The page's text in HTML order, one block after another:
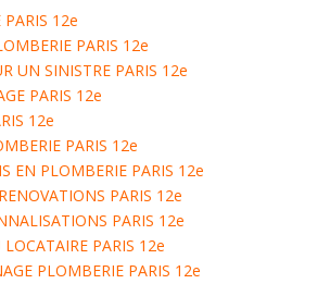
PARIS 12e
PARIS 12e
UN SINISTRE PARIS 12e
PARIS 12e
12e
PARIS 12e
EN PLOMBERIE PARIS 12e
PARIS 12e
PARIS 12e
PARIS 12e
PLOMBERIE PARIS 12e